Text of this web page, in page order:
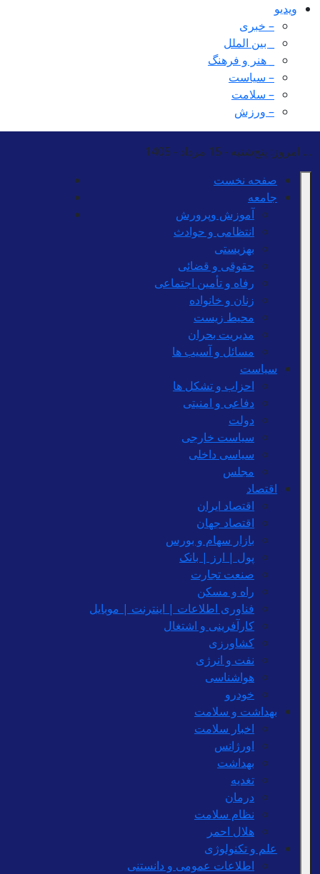
ویدیو
– خبری
_ بین الملل
_ هنر و فرهنگ
– سیاست
– سلامت
– ورزش
... امروز: پنج‌شنبه - 15 مرداد - 1405
صفحه نخست
جامعه
آموزش وپرورش
انتظامی و حوادث
بهزیستی
حقوقی و قضائی
رفاه و تأمین اجتماعی
زنان و خانواده
محیط زیست
مدیریت بحران
مسائل و آسیب ها
سیاست
احزاب و تشکل ها
دفاعی و امنیتی
دولت
سیاست خارجی
سیاسی داخلی
مجلس
اقتصاد
اقتصاد ایران
اقتصاد جهان
بازار سهام و بورس
پول | ارز | بانک
صنعت تجارت
راه و مسکن
فناوری اطلاعات | اینترنت | موبایل
کارآفرینی و اشتغال
کشاورزی
نفت و انرژی
هواشناسی
خودرو
بهداشت و سلامت
اخبار سلامت
اورژانس
بهداشت
تغدیه
درمان
نظام سلامت
هلال احمر
علم و تکنولوژی
اطلاعات عمومی و دانستنی